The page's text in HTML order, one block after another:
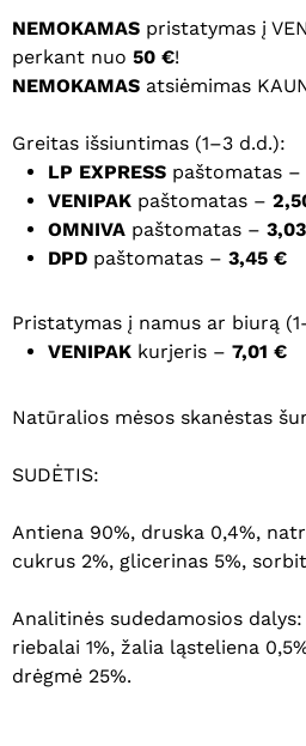
NEMOKAMAS pristatymas į
perkant nuo 50 €!
NEMOKAMAS atsiėmimas
Greitas išsiuntimas (1–3 d.d.):
LP EXPRESS paštomatas –
VENIPAK paštomatas –
OMNIVA paštomatas –
DPD paštomatas – 3,45 €
Pristatymas į namus ar biurą
VENIPAK kurjeris – 7,01 €
Natūralios mėsos skanėstas
SUDĖTIS:
Antiena 90%, druska 0,4%,
cukrus 2%, glicerinas 5%,
Analitinės sudedamosios
riebalai 1%, žalia ląsteliena
drėgmė 25%.